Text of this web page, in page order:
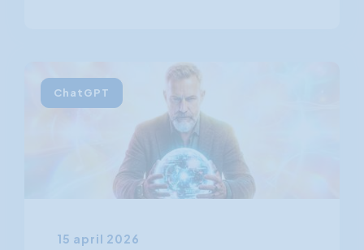
ChatGPT
15 april 2026